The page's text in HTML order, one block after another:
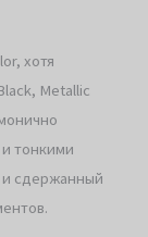
хотя
Metallic
тонкими
и сдержанный